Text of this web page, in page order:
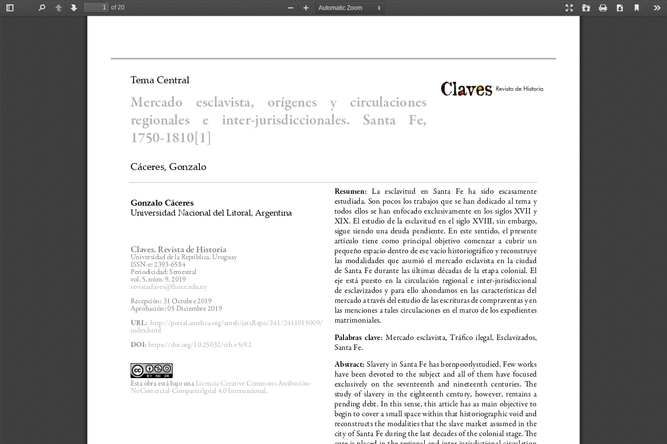
Toggle
PreviousNext
of 20
Presentation
Open Print Download
Current
Zoom
Zoom
Tem a Central
Mercado  esclavista,  orígenes  y  circulaciones
regionales  e  inter-jurisdiccionales.  Santa  Fe,
1750-1810[1]
Cáceres, Gonzalo
Gonzalo Cáceres
Universidad N acionaldelLitoral,Argentina
Claves. Revista de Historia
Universidad de la República, Uruguay
ISSN-e: 2393-6584
Periodicidad: Semestral
vol. 5, núm. 9, 2019
revistaclaves@uce.edu.uy
Recepción: 31 Octubre 2019
Aprobación: 05 Diciembre 2019
URL: http://portal.amelica.org/ameli/jatsRepo/241/2411015009/
index.html
DOI: https://doi.org/10.25032/crh.v5i9.2
Esta obra está bajo una Licencia Creative Commons Atribución-
NoComercial-CompartirIgual 4.0 Internacional.
Resumen: La  esclavitud  en  Santa  Fe  ha  sido  escasamente
estudiada. Son pocos los trabajos que se han dedicado al tema y
todos ellos se han enfocado exclusivamente en los siglos XVII y
XIX. El estudio de la esclavitud en el siglo XVIII, sin embargo,
sigue siendo una deuda pendiente. En este sentido, el presente
artículo  tiene  como  principal  objetivo  comenzar  a  cubrir  un
pequeño espacio dentro de ese vacío historiográfico y reconstruye
las  modalidades  que  asumió  el  mercado  esclavista  en  la  ciudad
de Santa Fe durante las últimas décadas de la etapa colonial. El
eje  está  puesto  en  la  circulación  regional  e  inter-jurisdiccional
de esclavizados y para ello ahondamos en las características del
mercado a través del estudio de las escrituras de compraventas y en
las menciones a tales circulaciones en el marco de los expedientes
matrimoniales.
Palabras clave: Mercado esclavista, Tráfico ilegal, Esclavizados,
Santa Fe.
Abstract: Slavery in Santa Fe has beenpoorlystudied. Few works
have been devoted to the subject and all of them have focused
exclusively  on  the  seventeenth  and  nineteenth  centuries.  e
study  of  slavery  in  the  eighteenth  century,  however,  remains  a
pending debt. In this sense, this article has as main objective to
begin to cover a small space within that historiographic void and
reconstructs the modalities that the slave market assumed in the
city of Santa Fe during the last decades of the colonial stage. e